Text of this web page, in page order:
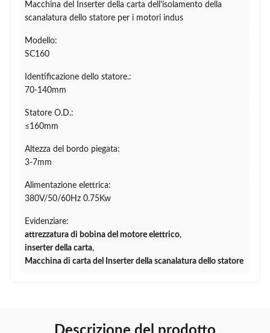
Macchina del Inserter della carta dell'isolamento della
scanalatura dello statore per i motori indus
Modello:
SC160
Identificazione dello statore.:
70-140mm
Statore O.D.:
≤160mm
Altezza del bordo piegata:
3-7mm
Alimentazione elettrica:
380V/50/60Hz 0.75Kw
Evidenziare:
attrezzatura di bobina del motore elettrico,
inserter della carta,
Macchina di carta del Inserter della scanalatura dello statore